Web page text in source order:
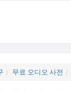
무료 오디오 사전